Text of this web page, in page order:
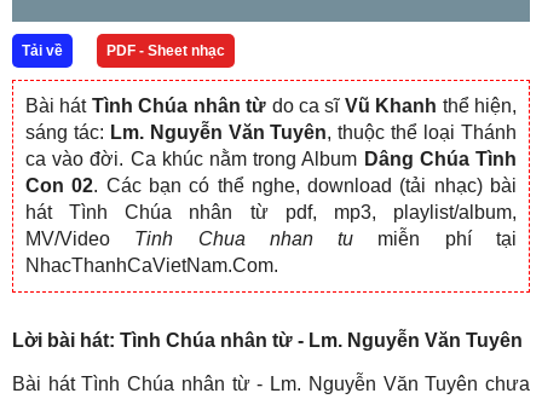
Tải về PDF - Sheet nhạc
Bài hát Tình Chúa nhân từ do ca sĩ Vũ Khanh thể hiện,
sáng tác: Lm. Nguyễn Văn Tuyên, thuộc thể loại Thánh
ca vào đời. Ca khúc nằm trong Album Dâng Chúa Tình
Con 02. Các bạn có thể nghe, download (tải nhạc) bài
hát Tình Chúa nhân từ pdf, mp3, playlist/album,
MV/Video Tinh Chua nhan tu miễn phí tại
NhacThanhCaVietNam.Com.
Lời bài hát: Tình Chúa nhân từ - Lm. Nguyễn Văn Tuyên
Bài hát Tình Chúa nhân từ - Lm. Nguyễn Văn Tuyên chưa